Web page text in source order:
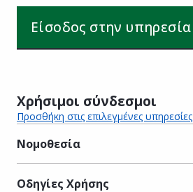
Είσοδος στην υπηρεσία
Χρήσιμοι σύνδεσμοι
Προσθήκη στις επιλεγμένες υπηρεσίες
Νομοθεσία
Οδηγίες Χρήσης